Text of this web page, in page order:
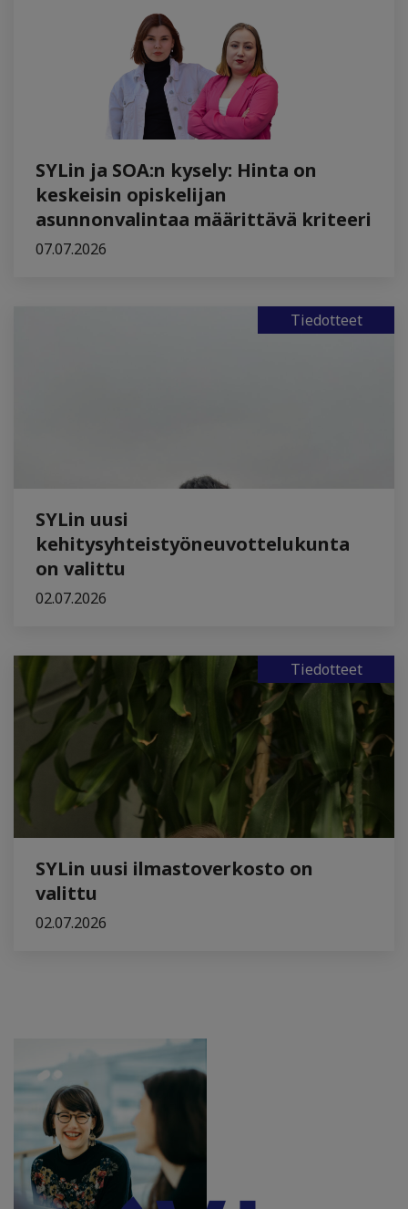
SYLin ja SOA:n kysely: Hinta on
keskeisin opiskelijan
asunnonvalintaa määrittävä kriteeri
07.07.2026
Tiedotteet
SYLin uusi
kehitysyhteistyöneuvottelukunta
on valittu
02.07.2026
Tiedotteet
SYLin uusi ilmastoverkosto on
valittu
02.07.2026